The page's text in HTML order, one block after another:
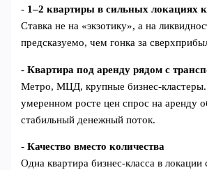
- 1–2 квартиры в сильных локациях
Ставка не на «экзотику», а на
предсказуемо, чем гонка за
-Квартира под аренду рядом с
Метро, МЦД, крупные
умеренном росте цен спрос на аренду
стабильный денежный поток.
-Качество вместо количества
Одна квартира бизнес‑класса в